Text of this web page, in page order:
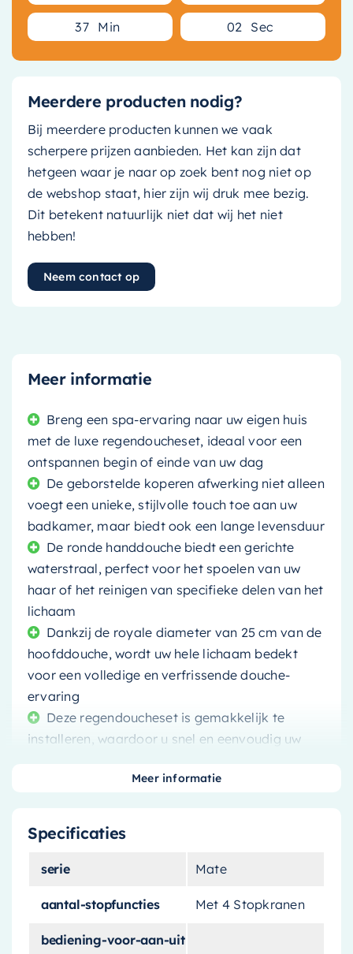
37 Min 01 Sec
Meerdere producten nodig?
Bij meerdere producten kunnen we vaak
scherpere prijzen aanbieden. Het kan zijn dat
hetgeen waar je naar op zoek bent nog niet op
de webshop staat, hier zijn wij druk mee bezig.
Dit betekent natuurlijk niet dat wij het niet
hebben!
Neem contact op
Meer informatie
Breng een spa-ervaring naar uw eigen huis
met de luxe regendoucheset, ideaal voor een
ontspannen begin of einde van uw dag
De geborstelde koperen afwerking niet alleen
voegt een unieke, stijlvolle touch toe aan uw
badkamer, maar biedt ook een lange levensduur
De ronde handdouche biedt een gerichte
waterstraal, perfect voor het spoelen van uw
haar of het reinigen van specifieke delen van het
lichaam
Dankzij de royale diameter van 25 cm van de
hoofddouche, wordt uw hele lichaam bedekt
voor een volledige en verfrissende douche-
ervaring
Deze regendoucheset is gemakkelijk te
installeren, waardoor u snel en eenvoudig uw
Omdat het een product van een
dat u een hoge kwaliteit en betrouwbaarheid
krijgt
Specificaties
serie Mate
aantal-stopfuncties Met 4 Stopkranen
bediening-voor-aan-uit
Meer informatie